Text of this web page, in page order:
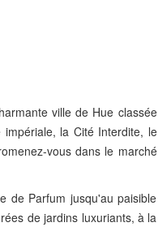
ville de Hue classée
la Cité Interdite, le
vous dans le marché
de Parfum jusqu'au paisible
de jardins luxuriants, à la